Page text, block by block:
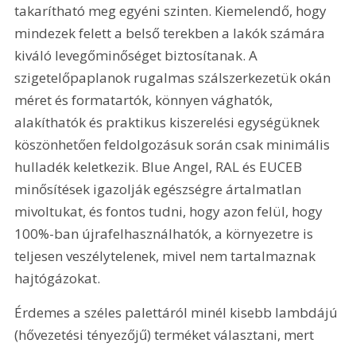
takarítható meg egyéni szinten. Kiemelendő, hogy
mindezek felett a belső terekben a lakók számára
kiváló levegőminőséget biztosítanak. A
szigetelőpaplanok rugalmas szálszerkezetük okán
méret és formatartók, könnyen vághatók,
alakíthatók és praktikus kiszerelési egységüknek
köszönhetően feldolgozásuk során csak minimális
hulladék keletkezik. Blue Angel, RAL és EUCEB
minősítések igazolják egészségre ártalmatlan
mivoltukat, és fontos tudni, hogy azon felül, hogy
100%-ban újrafelhasználhatók, a környezetre is
teljesen veszélytelenek, mivel nem tartalmaznak
hajtógázokat.
Érdemes a széles palettáról minél kisebb lambdájú
(hővezetési tényezőjű) terméket választani, mert